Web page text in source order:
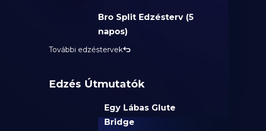
Bro Split Edzésterv (5
napos)
További edzéstervek
Edzés Útmutatók
Egy Lábas Glute
Bridge